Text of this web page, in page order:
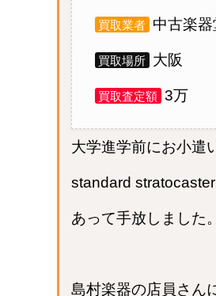
買取業者 中古楽器
買取場所 大阪
買取査定額 3万
大学進学前にお小遣
standard
あって手放しました
島村楽器の店員さん